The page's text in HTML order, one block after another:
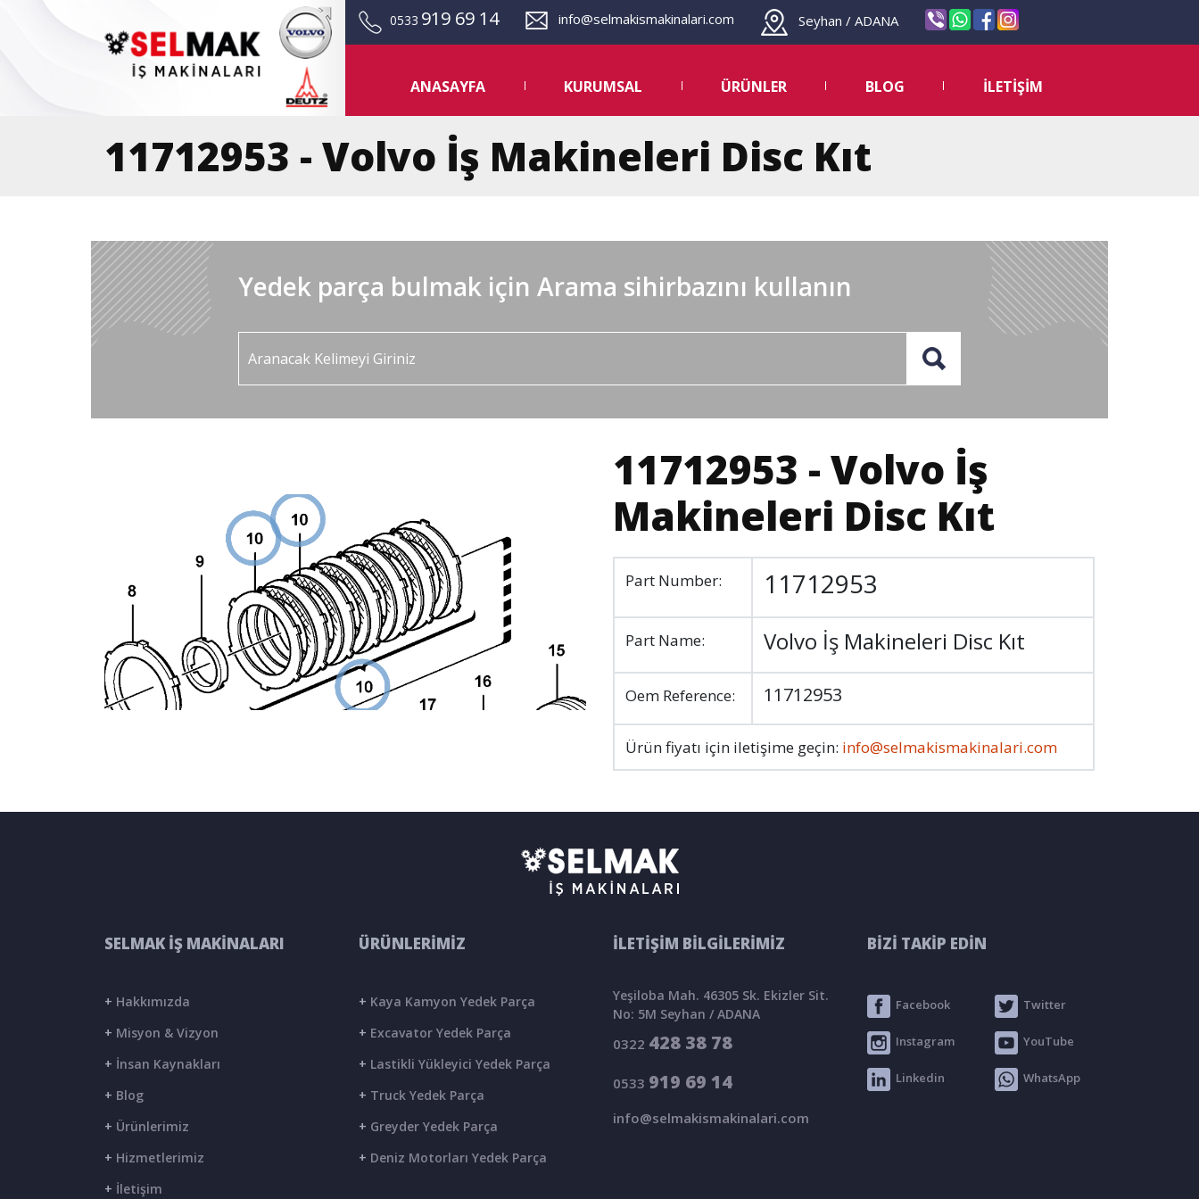
0533 919 69 14 info@selmakismakinalari.com Seyhan / ADANA
ANASAYFA KURUMSAL ÜRÜNLER BLOG İLETİŞİM
11712953 - Volvo İş Makineleri Disc Kıt
Yedek parça bulmak için Arama sihirbazını kullanın
11712953 - Volvo İş
Makineleri Disc Kıt
Part Number: 11712953
Part Name: Volvo İş Makineleri Disc Kıt
Oem Reference: 11712953
Ürün fiyatı için iletişime geçin: info@selmakismakinalari.com
SELMAK İŞ MAKİNALARI
+ Hakkımızda
+ Misyon & Vizyon
+ İnsan Kaynakları
+ Blog
+ Ürünlerimiz
+ Hizmetlerimiz
+ İletişim
ÜRÜNLERİMİZ
+ Kaya Kamyon Yedek Parça
+ Excavator Yedek Parça
+ Lastikli Yükleyici Yedek Parça
+ Truck Yedek Parça
+ Greyder Yedek Parça
+ Deniz Motorları Yedek Parça
İLETİŞİM BİLGİLERİMİZ
Yeşiloba Mah. 46305 Sk. Ekizler Sit.
No: 5M Seyhan / ADANA
0322 428 38 78
0533 919 69 14
info@selmakismakinalari.com
BİZİ TAKİP EDİN
Facebook Twitter
Instagram YouTube
Linkedin WhatsApp